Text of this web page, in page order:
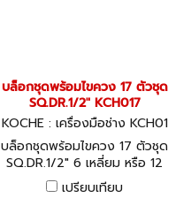
บล็อกชุดพร้อมไขควง 17 ตัวชุด
SQ.DR.1/2" KCH017
KOCHE : เครื่องมือช่าง KCH01
7
บล็อกชุดพร้อมไขควง 17 ตัวชุด
SQ.DR.1/2" 6 เหลี่ยม หรือ 12
เหลี่ยม รุ่น KCH017
เปรียบเทียบ